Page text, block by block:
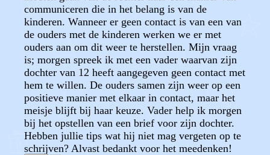
communiceren die in het belang is van de
kinderen. Wanneer er geen contact is van een van
de ouders met de kinderen werken we er met
ouders aan om dit weer te herstellen. Mijn vraag
is; morgen spreek ik met een vader waarvan zijn
dochter van 12 heeft aangegeven geen contact met
hem te willen. De ouders samen zijn weer op een
positieve manier met elkaar in contact, maar het
meisje blijft bij haar keuze. Vader help ik morgen
bij het opstellen van een brief voor zijn dochter.
Hebben jullie tips wat hij niet mag vergeten op te
schrijven? Alvast bedankt voor het meedenken!